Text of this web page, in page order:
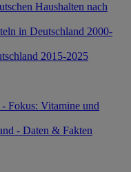
Haushalten nach
in Deutschland 2000-
2015-2025
Fokus: Vitamine und
- Daten & Fakten